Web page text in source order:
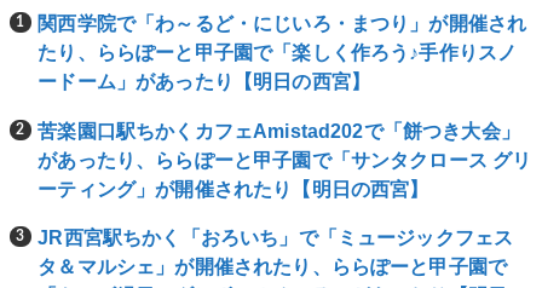
関西学院で「わ～るど・にじいろ・まつり」が開催され
たり、ららぽーと甲子園で「楽しく作ろう♪手作りスノ
ードーム」があったり【明日の西宮】
苦楽園口駅ちかくカフェAmistad202で「餅つき大会」
があったり、ららぽーと甲子園で「サンタクロース グリ
ーティング」が開催されたり【明日の西宮】
JR西宮駅ちかく「おろいち」で「ミュージックフェス
タ＆マルシェ」が開催されたり、ららぽーと甲子園で